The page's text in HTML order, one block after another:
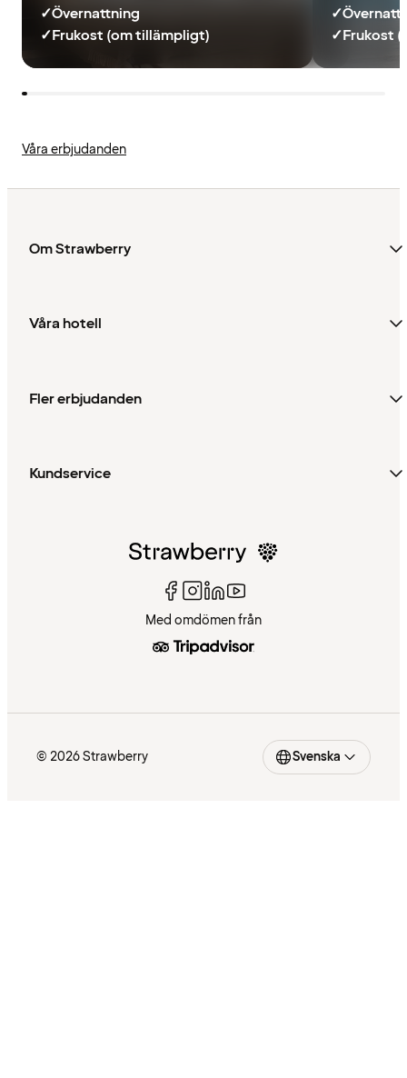
✓Övernattning
✓Frukost (om tillämpligt)
✓
✓Frukost
Våra erbjudanden
Om Strawberry
Våra hotell
Fler erbjudanden
Kundservice
Med omdömen från
© 2026 Strawberry Svenska